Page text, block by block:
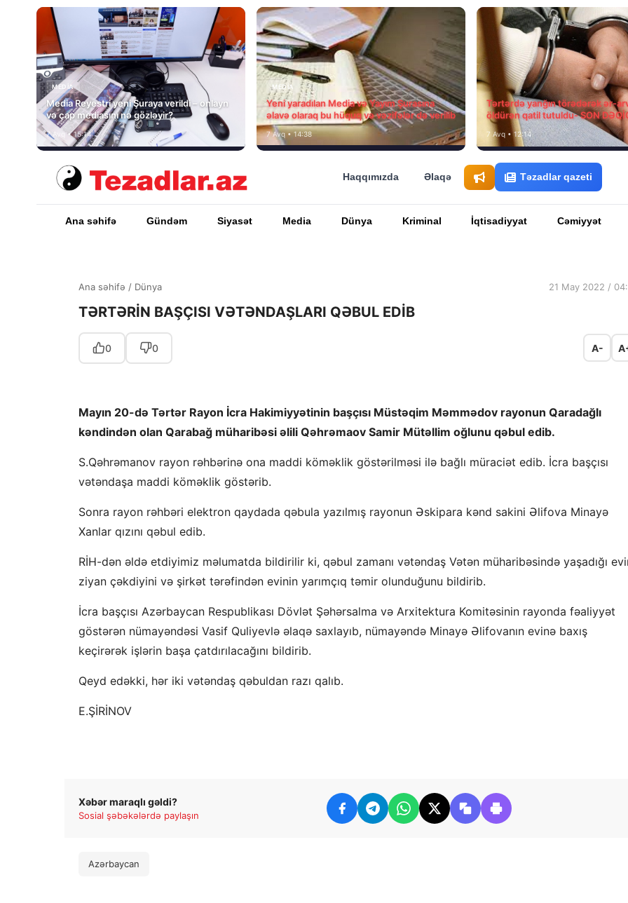
MEDİA
Media Reyestri yeni Şuraya verildi – onlayn
və çap mediasını nə gözləyir?
7 Avq • 15:14
MEDİA
Yeni yaradılan Media və Yayım Şurasına
əlavə olaraq bu hüquq və vəzifələr də verilib
7 Avq • 14:38
Tərtərdə yanğın törədərək ər-
öldürən qatil tutuldu- SON
7 Avq • 12:14
Haqqımızda Əlaqə Təzadlar qazeti
Ana səhifə Gündəm Siyasət Media Dünya Kriminal İqtisadiyyat Cəmiyyət
Ana səhifə / Dünya 21 May 2022 /
TƏRTƏRİN BAŞÇISI VƏTƏNDAŞLARI QƏBUL EDİB
0 0 A-
Mayın 20-də Tərtər Rayon İcra Hakimiyyətinin başçısı Müstəqim Məmmədov rayonun Qaradağlı
kəndindən olan Qarabağ müharibəsi əlili Qəhrəmaov Samir Mütəllim oğlunu qəbul edib.
S.Qəhrəmanov rayon rəhbərinə ona maddi köməklik göstərilməsi ilə bağlı müraciət edib. İcra başçısı
vətəndaşa maddi köməklik göstərib.
Sonra rayon rəhbəri elektron qaydada qəbula yazılmış rayonun Əskipara kənd sakini Əlifova Minayə
Xanlar qızını qəbul edib.
RİH-dən əldə etdiyimiz məlumatda bildirilir ki, qəbul zamanı vətəndaş Vətən müharibəsində yaşadığı
ziyan çəkdiyini və şirkət tərəfindən evinin yarımçıq təmir olunduğunu bildirib.
İcra başçısı Azərbaycan Respublikası Dövlət Şəhərsalma və Arxitektura Komitəsinin rayonda fəaliyyət
göstərən nümayəndəsi Vasif Quliyevlə əlaqə saxlayıb, nümayəndə Minayə Əlifovanın evinə baxış
keçirərək işlərin başa çatdırılacağını bildirib.
Qeyd edəkki, hər iki vətəndaş qəbuldan razı qalıb.
E.ŞİRİNOV
Xəbər maraqlı gəldi?
Sosial şəbəkələrdə paylaşın
Azərbaycan